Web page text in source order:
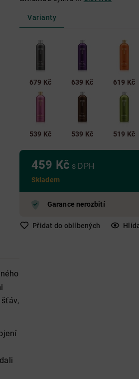
Varianty
679 Kč 639 Kč 619 Kč
539 Kč 539 Kč 519 Kč
459 Kč s DPH
Skladem
Garance nerozbití
Přidat do oblíbených